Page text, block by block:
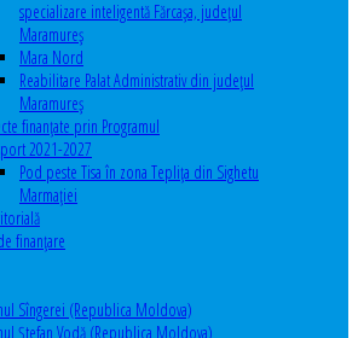
specializare inteligentă Fărcașa, județul
Maramureș
Mara Nord
Reabilitare Palat Administrativ din județul
Maramureș
finanțate prin Programul
2021-2027
Pod peste Tisa în zona Teplița din Sighetu
Marmației
finanţare
Sîngerei (Republica Moldova)
Ștefan Vodă (Republica Moldova)